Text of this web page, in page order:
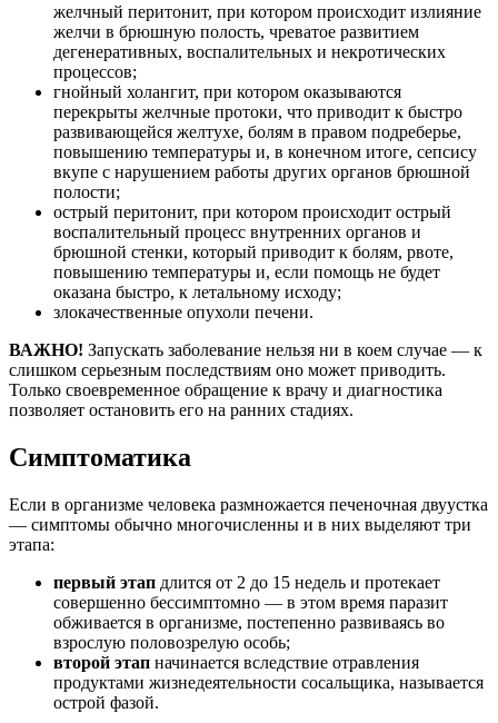
желчный перитонит, при котором происходит излияние
желчи в брюшную полость, чреватое развитием
дегенеративных, воспалительных и некротических
процессов;
гнойный холангит, при котором оказываются
перекрыты желчные протоки, что приводит к быстро
развивающейся желтухе, болям в правом подреберье,
повышению температуры и, в конечном итоге, сепсису
вкупе с нарушением работы других органов брюшной
полости;
острый перитонит, при котором происходит острый
воспалительный процесс внутренних органов и
брюшной стенки, который приводит к болям, рвоте,
повышению температуры и, если помощь не будет
оказана быстро, к летальному исходу;
злокачественные опухоли печени.
ВАЖНО! Запускать заболевание нельзя ни в коем случае — к
слишком серьезным последствиям оно может приводить.
Только своевременное обращение к врачу и диагностика
позволяет остановить его на ранних стадиях.
Симптоматика
Если в организме человека размножается печеночная двуустка
— симптомы обычно многочисленны и в них выделяют три
этапа:
первый этап длится от 2 до 15 недель и протекает
совершенно бессимптомно — в этом время паразит
обживается в организме, постепенно развиваясь во
взрослую половозрелую особь;
второй этап начинается вследствие отравления
продуктами жизнедеятельности сосальщика, называется
острой фазой.